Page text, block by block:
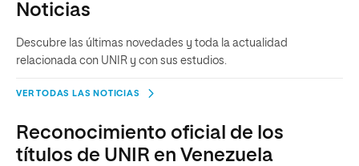
Noticias
Descubre las últimas novedades y toda la actualidad
relacionada con UNIR y con sus estudios.
VER TODAS LAS NOTICIAS
Reconocimiento oficial de los
títulos de UNIR en Venezuela